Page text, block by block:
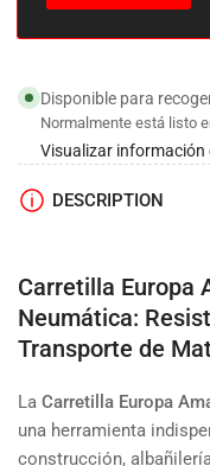
Disponible para
Normalmente está listo
Visualizar información
DESCRIPTION
Carretilla Europa
Neumática:
Transporte de
La Carretilla Europa
una herramienta
construcción,